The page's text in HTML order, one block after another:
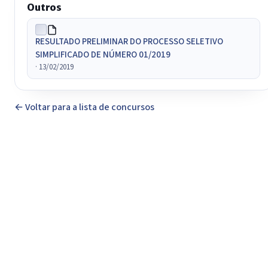
Outros
RESULTADO PRELIMINAR DO PROCESSO SELETIVO
SIMPLIFICADO DE NÚMERO 01/2019
· 13/02/2019
← Voltar para a lista de concursos